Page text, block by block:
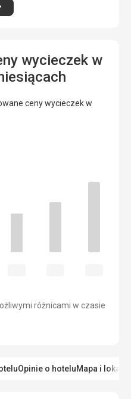
wycieczek w
ceny wycieczek w
różnicami w czasie
Opinie o hoteluMapa i